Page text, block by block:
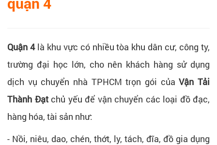
quận 4
Quận 4là khu vực có nhiều tòa khu dân cư, công ty,
trường đại học lớn, cho nên khách hàng sử dụng
dịch vụ chuyển nhà TPHCM trọn gói củaVận Tải
Thành Đạtchủ yếu để vận chuyển các loại đồ đạc,
hàng hóa, tài sản như:
- Nồi, niêu, dao, chén, thớt, ly, tách, đĩa, đồ gia dụng